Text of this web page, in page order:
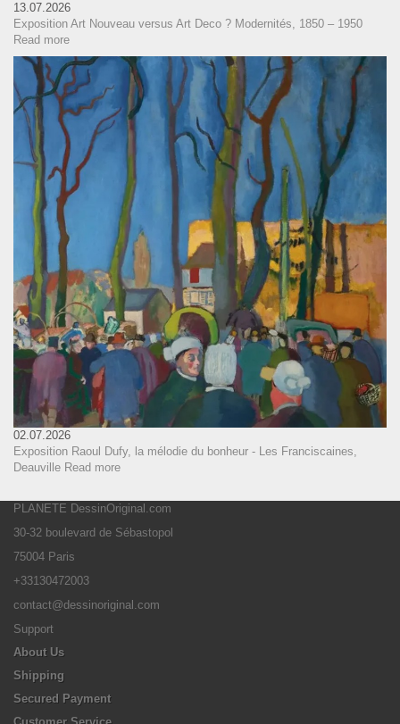
13.07.2026
Exposition Art Nouveau versus Art Deco ? Modernités, 1850 – 1950
Read more
02.07.2026
Exposition Raoul Dufy, la mélodie du bonheur - Les Franciscaines,
Deauville Read more
PLANETE DessinOriginal.com
30-32 boulevard de Sébastopol
75004 Paris
+33130472003
contact@dessinoriginal.com
Support
About Us
Shipping
Secured Payment